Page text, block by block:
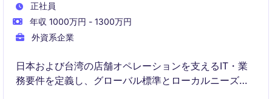
正社員
年収 1000万円 - 1300万円
外資系企業
日本および台湾の店舗オペレーションを支えるIT・業
務要件を定義し、グローバル標準とローカルニーズの